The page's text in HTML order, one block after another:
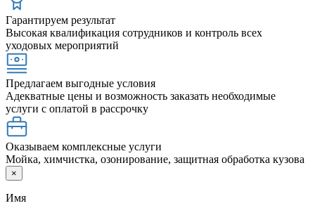
Гарантируем результат
Высокая квалификация сотрудников и контроль всех
уходовых мероприятий
Предлагаем выгодные условия
Адекватные цены и возможность заказать необходимые
услуги с оплатой в рассрочку
Оказываем комплексные услуги
Мойка, химчистка, озонирование, защитная обработка кузова
×
Имя